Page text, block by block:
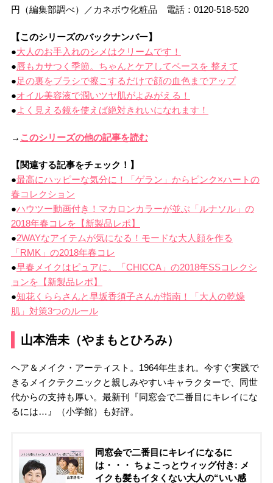
円（編集部調べ）／カネボウ化粧品 電話：0120-518-520
【このシリーズのバックナンバー】
●大人のお手入れのシメはクリームです！
●唇もカサつく季節。ちゃんとケアしてベースを 整えて
●足の裏をブラシで擦こするだけで顔の血色までアップ
●オイル美容液で潤いツヤ肌がよみがえる！
●よく見える鏡を使えば絶対きれいになれます！
→ このシリーズの他の記事を読む
【関連する記事をチェック！】
●最高にハッピーな気分に！「ゲラン」からピンク×ハートの
春コレクション
●ハウツー動画付き！マカロンカラーが並ぶ「ルナソル」の
2018年春コレを【新製品レポ】
●2WAYなアイテムが気になる！モードな大人顔を作る
「RMK」の2018年春コレ
●早春メイクはピュアに。「CHICCA」の2018年SSコレクシ
ョンを【新製品レポ】
●知花くららさんと早坂香須子さんが指南！「大人の乾燥
肌」対策3つのルール
山本浩未（やまもとひろみ）
ヘア＆メイク・アーティスト。1964年生まれ。今すぐ実践で
きるメイクテクニックと親しみやすいキャラクターで、同世
代からの支持も厚い。最新刊『同窓会で二番目にキレイにな
るには…』（小学館）も好評。
同窓会で二番目にキレイになるに
は・・・ ちょこっとウィッグ付き: メ
イクも髪もイタくない大人の“いい感